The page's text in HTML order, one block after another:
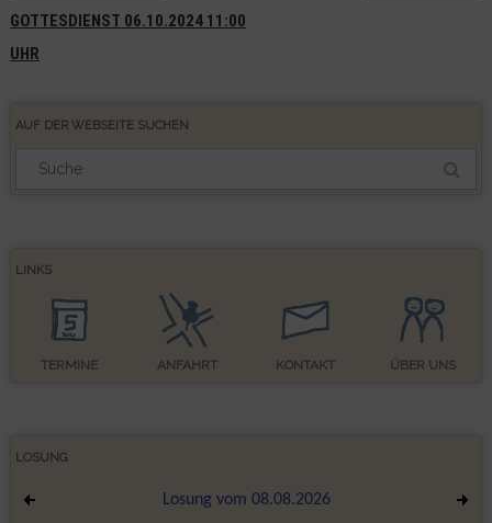
(Beiträge)
GOTTESDIENST 06.10.2024 11:00
UHR
AUF DER WEBSEITE SUCHEN
LINKS
TERMINE ANFAHRT KONTAKT ÜBER UNS
LOSUNG